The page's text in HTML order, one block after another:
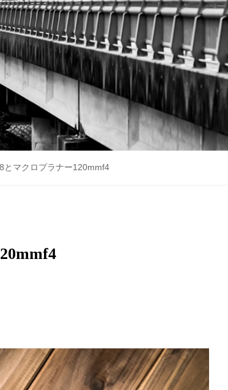
とマクロプラナー120mmf4